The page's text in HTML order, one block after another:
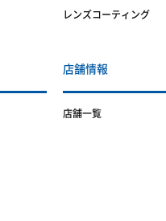
レンズコーティング
店舗情報
店舗一覧